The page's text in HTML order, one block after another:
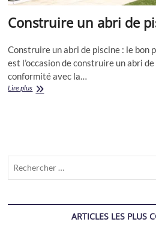
Construire un abri de
Construire un abri de piscine : le bon
est l’occasion de construire un abri
conformité avec la…
Lire plusConstruire
ARTICLES LES PLUS